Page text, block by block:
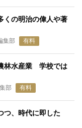
くの明治の偉人や著
集部 有料
林水産業 学校では
部 有料
つ、時代に即した